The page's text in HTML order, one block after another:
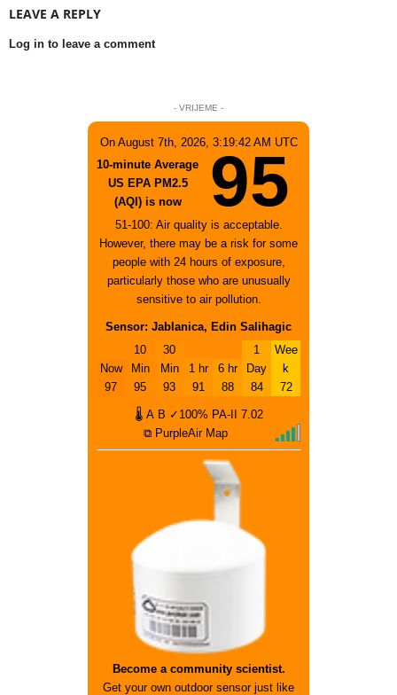
LEAVE A REPLY
Log in to leave a comment
- VRIJEME -
On August 7th, 2026, 3:19:42 AM UTC
10-minute Average
US EPA PM2.5
(AQI) is now
95
51-100: Air quality is acceptable.
However, there may be a risk for some
people with 24 hours of exposure,
particularly those who are unusually
sensitive to air pollution.
Sensor: Jablanica, Edin Salihagic
Now
97
10
Min
95
30
Min
93
1 hr
91
6 hr
88
1
Day
84
Wee
k
72
🌡 A B ✓100% PA-II
7.02
⧉ PurpleAir Map
Become a community scientist.
Get your own outdoor sensor just like